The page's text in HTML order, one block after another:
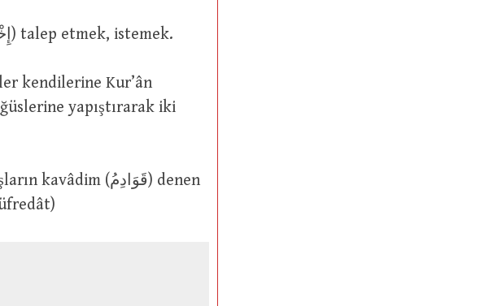
yapıştırarak iki